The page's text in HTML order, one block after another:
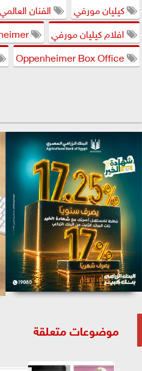
كيليان مورفي
الفنان
افلام كيليان مورفي
Oppenheimer
موضوعات متعلقة